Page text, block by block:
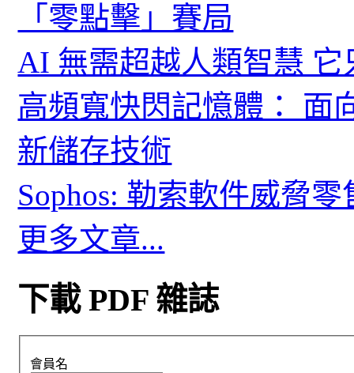
「零點擊」賽局
AI 無需超越人類智慧
高頻寬快閃記憶體： 面
新儲存技術
Sophos: 勒索軟件威脅
更多文章...
下載 PDF 雜誌
會員名